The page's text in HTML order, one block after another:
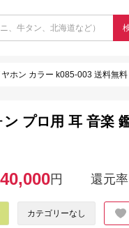
ホン カラー k085-003 送料無料
ン プロ用 耳 音楽
円 還元
カテゴリーなし